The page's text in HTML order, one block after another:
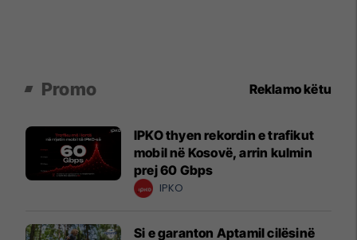
Promo Reklamo këtu
IPKO thyen rekordin e trafikut
mobil në Kosovë, arrin kulmin
prej 60 Gbps
IPKO
Si e garanton Aptamil cilësinë